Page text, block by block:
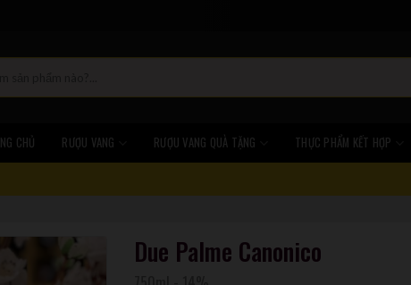
CHỦ RƯỢU VANG RƯỢU VANG QUÀ TẶNG THỰC PHẨM KẾT HỢP
Due Palme Canonico